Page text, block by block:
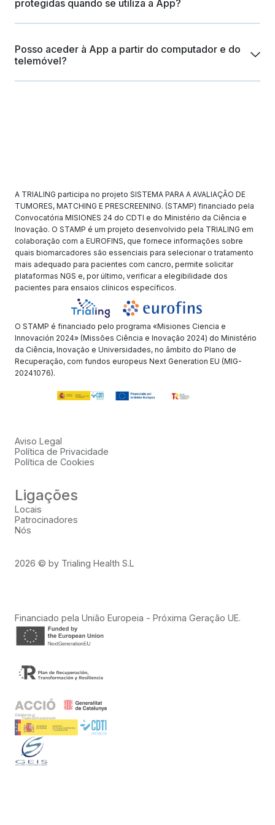
protegidas quando se utiliza a App?
prioridade. Cumprimos totalmente os regulamentos do
RGPD e seguimos os mais elevados padrões de
Posso aceder à App a partir do computador e do
telemóvel?
A TRIALING participa no projeto SISTEMA PARA A AVALIAÇÃO DE
TUMORES, MATCHING E PRESCREENING. (STAMP) financiado pela
Convocatória MISIONES 24 do CDTI e do Ministério da Ciência e
Inovação. O STAMP é um projeto desenvolvido pela TRIALING em
colaboração com a EUROFINS, que fornece informações sobre
quais biomarcadores são essenciais para selecionar o tratamento
mais adequado para pacientes com cancro, permite solicitar
plataformas NGS e, por último, verificar a elegibilidade dos
pacientes para ensaios clínicos específicos.
O STAMP é financiado pelo programa «Misiones Ciencia e
Innovación 2024» (Missões Ciência e Inovação 2024) do Ministério
da Ciência, Inovação e Universidades, no âmbito do Plano de
Recuperação, com fundos europeus Next Generation EU (MIG-
20241076).
Aviso Legal
Política de Privacidade
Política de Cookies
Ligações
Locais
Patrocinadores
Nós
2026 © by Trialing Health S.L
Financiado pela União Europeia - Próxima Geração UE.